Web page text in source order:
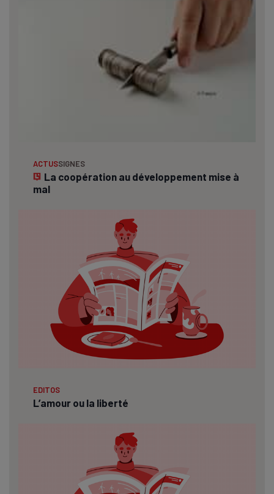
ACTUSSIGNES
La coopération au développement mise à
mal
EDITOS
L’amour ou la liberté